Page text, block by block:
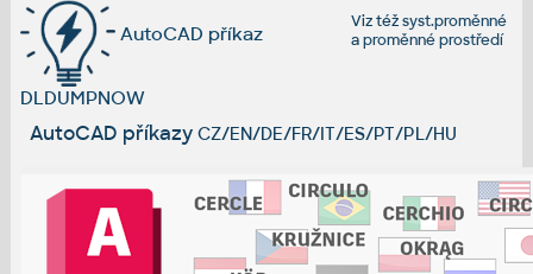
Viz téžsyst.proměnné
aproměnné prostředí
AutoCAD příkaz
DLDUMPNOW
AutoCAD příkazy CZ/EN/DE/FR/IT/ES/PT/PL/HU